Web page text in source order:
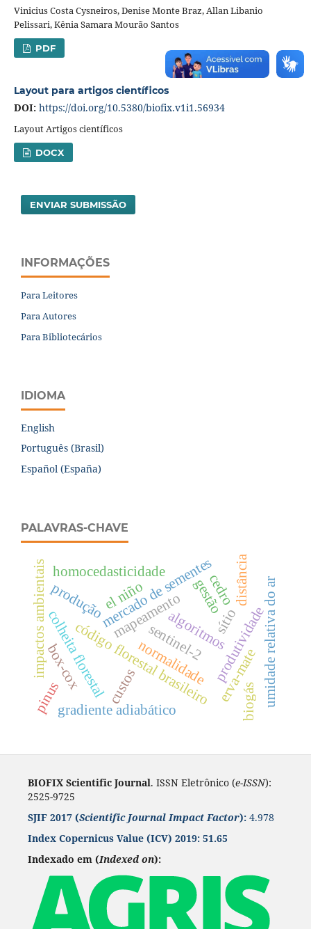
Vinicius Costa Cysneiros, Denise Monte Braz, Allan Libanio
Pelissari, Kênia Samara Mourão Santos
PDF
Layout para artigos científicos
DOI: https://doi.org/10.5380/biofix.v1i1.56934
Layout Artigos científicos
DOCX
ENVIAR SUBMISSÃO
INFORMAÇÕES
Para Leitores
Para Autores
Para Bibliotecários
IDIOMA
English
Português (Brasil)
Español (España)
PALAVRAS-CHAVE
mercado de sementes
código florestal brasileiro
algoritmos
mapeamento
sentinel-2
colheita florestalcustos
produtividade
impactos ambientais umidade relativa do ar
gestão
homocedasticidade
normalidade
box-cox
sítio
cedro
el niño
erva-mate
distância
gradiente adiabático biogás
produção
pinus
BIOFIX Scientific Journal. ISSN Eletrônico (e-ISSN):
2525-9725
SJIF 2017 (Scientific Journal Impact Factor):4.978
Index Copernicus Value(ICV) 2019: 51.65
Indexado em (Indexed on):